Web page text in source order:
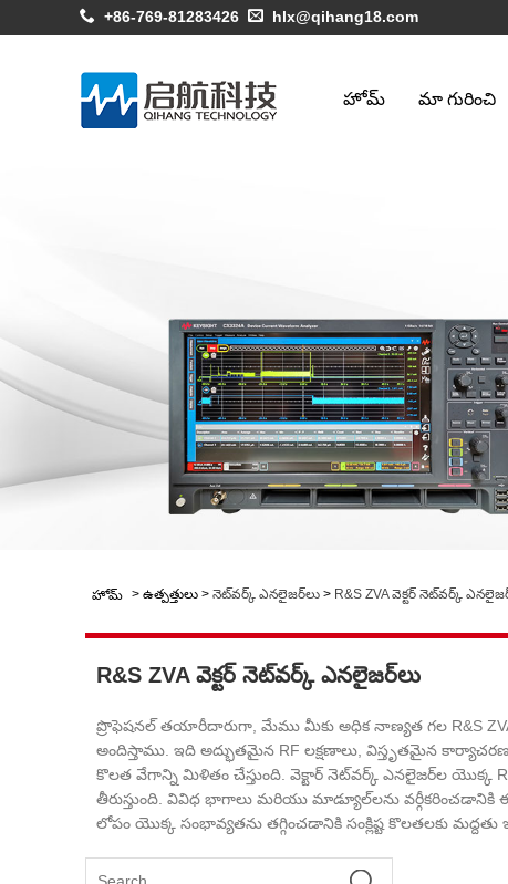
+86-769-81283426 hlx@qihang18.com
హోమ్ మా గురించి
హోమ్ > ఉత్పత్తులు > నెట్‌వర్క్ ఎనలైజర్‌లు > R&S ZVA వెక్టర్ నెట్‌వర్క్
R&S ZVA వెక్టర్ నెట్‌వర్క్ ఎనలైజర్‌లు
ప్రొఫెషనల్ తయారీదారుగా, మేము మీకు అధిక నాణ్యత గల R&S
అందిస్తాము. ఇది అద్భుతమైన RF లక్షణాలు, విస్తృతమైన
కొలత వేగాన్ని మిళితం చేస్తుంది. వెక్టార్ నెట్‌వర్క్ ఎనలైజర్‌ల
తీరుస్తుంది. వివిధ భాగాలు మరియు మాడ్యూల్‌లను
లోపం యొక్క సంభావ్యతను తగ్గించడానికి సంక్లిష్ట కొలతలకు మద్దతు